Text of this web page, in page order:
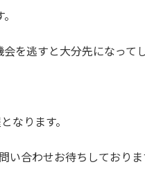
を逃すと大分先になってし
なります。
合わせお待ちしておりま